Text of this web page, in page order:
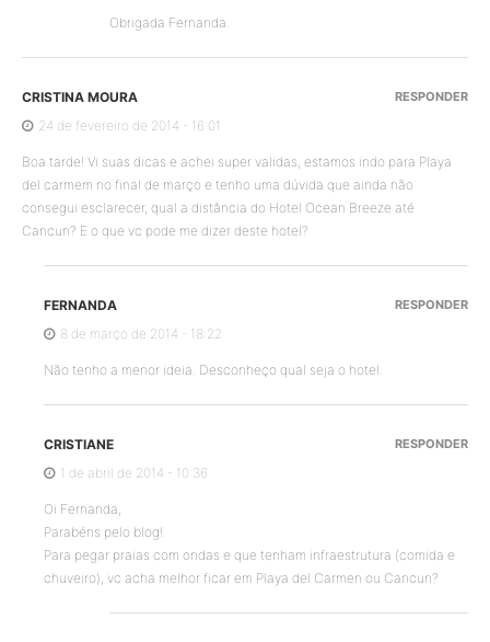
Obrigada Fernanda.
CRISTINA MOURA
24 de fevereiro de 2014 - 16:01
Boa tarde! Vi suas dicas e achei super validas, estamos indo para Playa
del carmem no final de março e tenho uma dúvida que ainda não
consegui esclarecer, qual a distância do Hotel Ocean Breeze até
Cancun? E o que vc pode me dizer deste hotel?
RESPONDER
FERNANDA
8 de março de 2014 - 18:22
Não tenho a menor ideia. Desconheço qual seja o hotel.
RESPONDER
CRISTIANE
1 de abril de 2014 - 10:36
Oi Fernanda,
Parabéns pelo blog!
Para pegar praias com ondas e que tenham infraestrutura (comida e
chuveiro), vc acha melhor ficar em Playa del Carmen ou Cancun?
RESPONDER